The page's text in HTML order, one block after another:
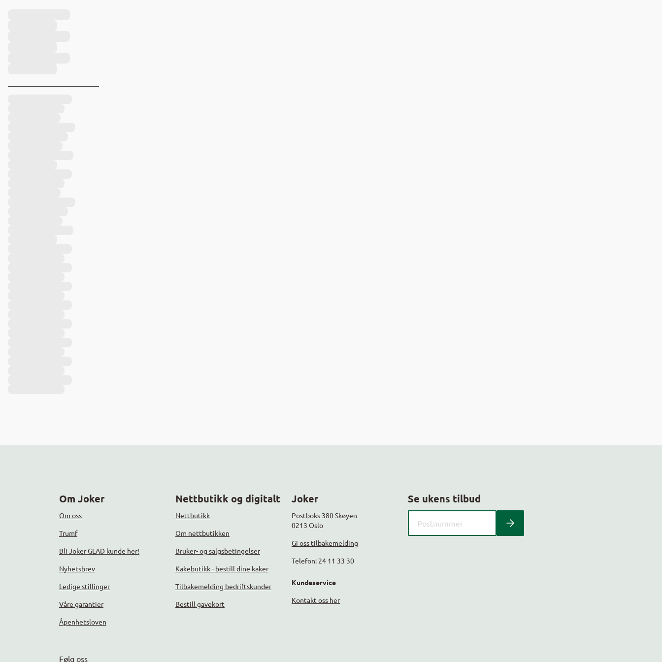
Om Joker
Om oss
Trumf
Bli Joker GLAD kunde her!
Nyhetsbrev
Ledige stillinger
Våre garantier
Åpenhetsloven
Nettbutikk og digitalt
Nettbutikk
Om nettbutikken
Bruker- og salgsbetingelser
Kakebutikk - bestill dine kaker
Tilbakemelding bedriftskunder
Bestill gavekort
Joker
Postboks 380 Skøyen
0213 Oslo
Gi oss tilbakemelding
Telefon: 24 11 33 30
Kundeservice
Kontakt oss her
Se ukens tilbud
Følg oss